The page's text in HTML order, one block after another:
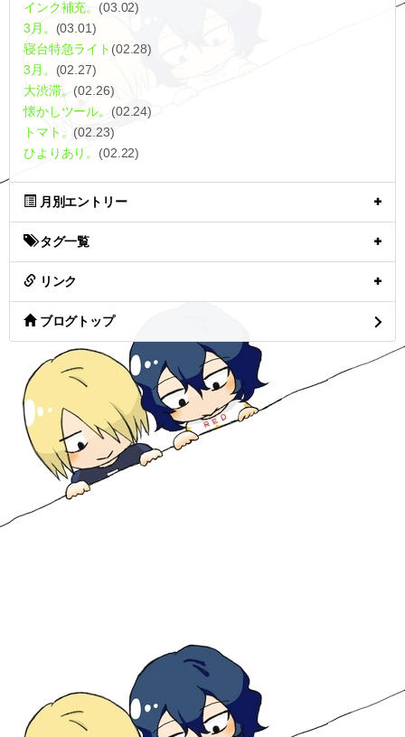
インク補充。(03.02)
3月。 (03.01)
寝台特急ライト (02.28)
3月。 (02.27)
大渋滞。(02.26)
懐かしツール。 (02.24)
トマト。 (02.23)
ひよりあり。 (02.22)
月別エントリー
タグ一覧
リンク
ブログトップ